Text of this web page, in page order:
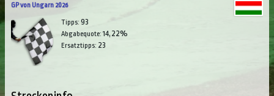
GP von Ungarn 2026
Tipps: 93
Abgabequote: 14,22%
Ersatztipps: 23